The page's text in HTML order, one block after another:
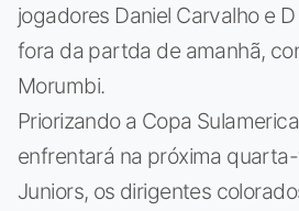
jogadores Daniel Carvalho e
fora da partda de amanhã,
Morumbi.
Priorizando a Copa
enfrentará na próxima
Juniors, os dirigentes